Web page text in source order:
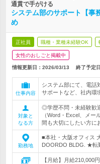
通貫で手がける
システム部のサポート【
め
正社員 職種・業種未経験OK
女性のおしごと掲載中
情報更新日：2026/03/13 終了予定
仕事内容
システム部にて、電話
サポートなど、社内環
対象と
なる方
◎学歴不問・未経験歓
（Word・Excel、メ
間も大切にしたい方に
勤務地
■本社・大阪オフィス
DOORDO BLDG. ★転
【月給】月給210,000